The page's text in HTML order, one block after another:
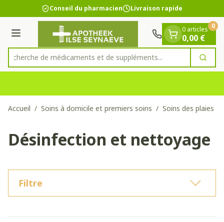
Aller au contenu
1 de 1
Conseil du pharmacien Livraison rapide
Menu
Rechercher
Recherche de médicaments et de suppléments..
0 articles
0,00 €
0
Accueil / Soins à domicile et premiers soins / Soins des plaies
Désinfection et nettoyage
Filtre